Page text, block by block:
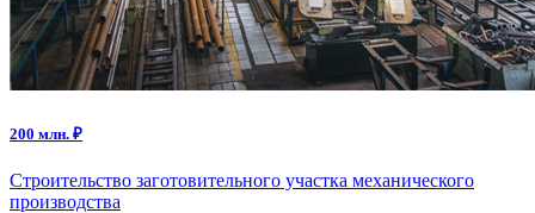
200 млн. ₽
Строительство заготовительного участка механического
производства